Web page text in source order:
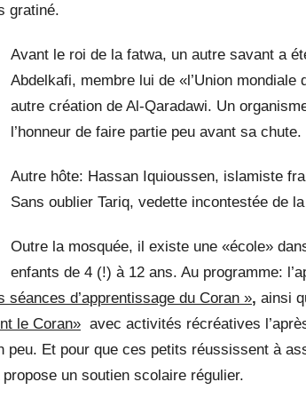
gratiné.
Avant le roi de la fatwa, un autre savant a
Abdelkafi, membre lui de «l’Union
autre création de Al-Qaradawi. Un
l’honneur de faire partie peu avant sa chute.
Autre hôte: Hassan Iquioussen, islamiste
Sans oublier Tariq, vedette incontestée de
Outre la mosquée, il existe une «école»
enfants de 4 (!) à 12 ans. Au programme:
séances d’apprentissage du Coran », ainsi
le Coran» avec activités récréatives
peu. Et pour que ces petits réussissent à
un soutien scolaire régulier.